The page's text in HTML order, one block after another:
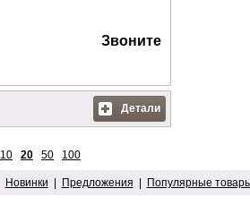
Звоните
Детали
10 20 50 100
Новинки Предложения Популярные